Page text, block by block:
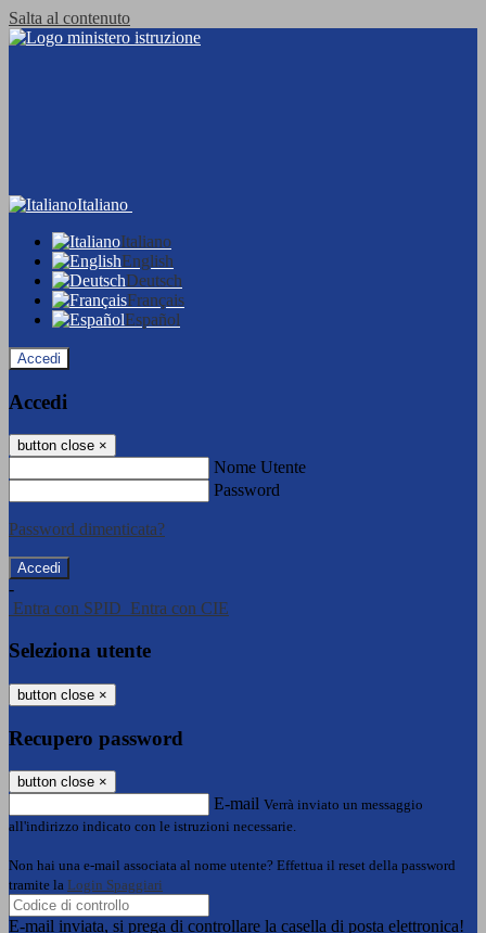
Salta al contenuto
Italiano
Italiano
English
Deutsch
Français
Español
Accedi
Accedi
button close ×
Nome Utente
Password
Password dimenticata?
-
Entra con SPID Entra con CIE
Seleziona utente
button close ×
Recupero password
button close ×
E-mail Verrà inviato un messaggio
all'indirizzo indicato con le istruzioni necessarie.
Non hai una e-mail associata al nome utente? Effettua il reset della password
tramite la Login Spaggiari
E-mail inviata, si prega di controllare la casella di posta elettronica!